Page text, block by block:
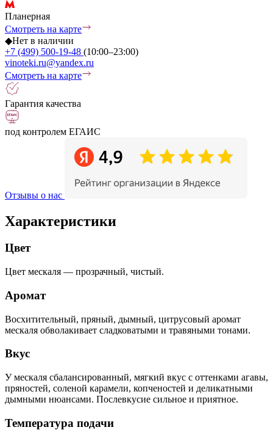
Планерная
Смотреть на карте
◆Нет в наличии
+7 (499) 500-19-48 (10:00–23:00)
vinoteki.ru@yandex.ru
Смотреть на карте
Гарантия качества
под контролем ЕГАИС
Отзывы о нас
Характеристики
Цвет
Цвет мескаля — прозрачный, чистый.
Аромат
Восхитительный, пряный, дымный, цитрусовый аромат
мескаля обволакивает сладковатыми и травяными тонами.
Вкус
У мескаля сбалансированный, мягкий вкус с оттенками агавы,
пряностей, соленой карамели, копченостей и деликатными
дымными нюансами. Послевкусие сильное и приятное.
Температура подачи